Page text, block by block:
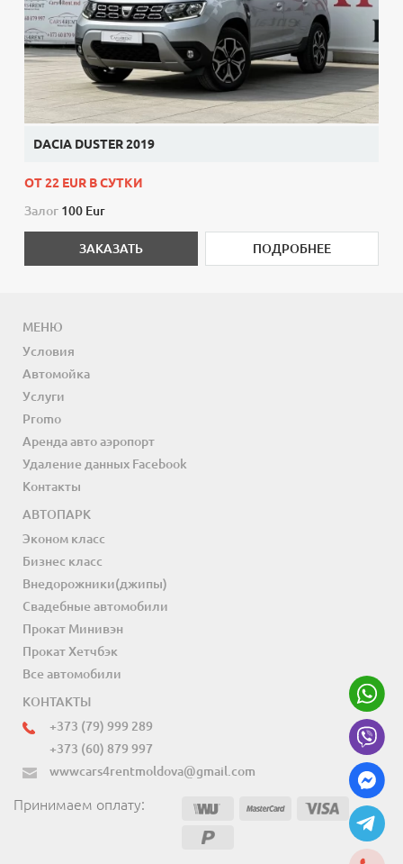
DACIA DUSTER 2019
ОТ 22 EUR В СУТКИ
Залог 100 Eur
ЗАКАЗАТЬ ПОДРОБНЕЕ
МЕНЮ
Условия
Автомойка
Услуги
Promo
Аренда авто аэропорт
Удаление данных Facebook
Контакты
АВТОПАРК
Эконом класс
Бизнес класс
Внедорожники(джипы)
Свадебные автомобили
Прокат Минивэн
Прокат Хетчбэк
Все автомобили
КОНТАКТЫ
+373 (79) 999 289
+373 (60) 879 997
wwwcars4rentmoldova@gmail.com
Принимаем оплату: